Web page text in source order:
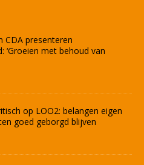
CDA presenteren
‘Groeien met behoud van
op LOO2: belangen eigen
goed geborgd blijven